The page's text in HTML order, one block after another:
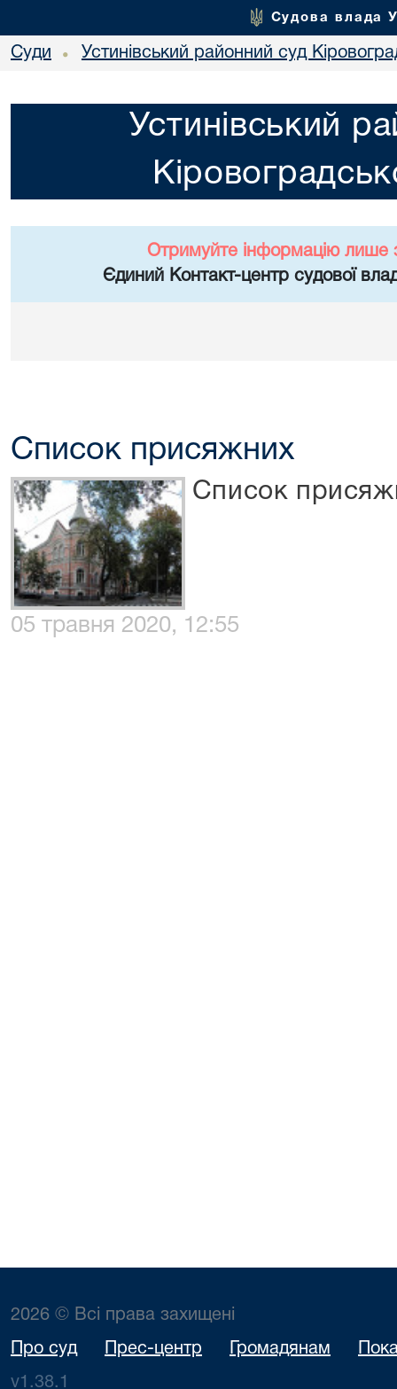
Судова влада
Суди • Устинівський районний суд
Устинівський
Отримуйте інформацію лише
Єдиний Контакт-центр судової
Список присяжних
Список
05 травня 2020, 12:55
2026 © Всі права захищені
Про суд Прес-центр Громадянам
v1.38.1